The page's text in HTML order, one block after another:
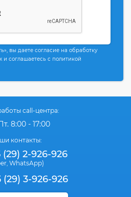
вы даете согласие на обработку
соглашаетесь с политикой
call-центра:
8:00 - 17:00
контакты:
(29) 2-926-926
WhatsApp)
(29) 3-926-926